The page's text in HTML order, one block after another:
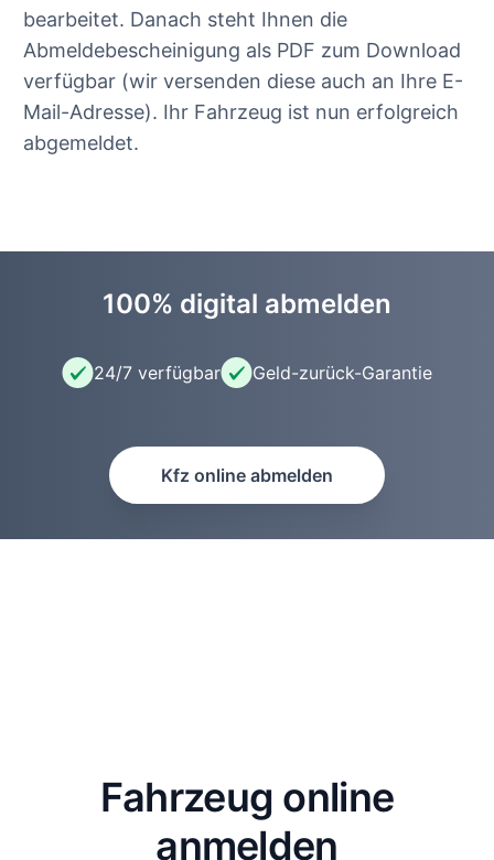
bearbeitet. Danach steht Ihnen die
Abmeldebescheinigung als PDF zum Download
verfügbar (wir versenden diese auch an Ihre E-
Mail-Adresse). Ihr Fahrzeug ist nun erfolgreich
abgemeldet.
100% digital abmelden
24/7 verfügbar Geld-zurück-Garantie
Kfz online abmelden
Fahrzeug online
anmelden